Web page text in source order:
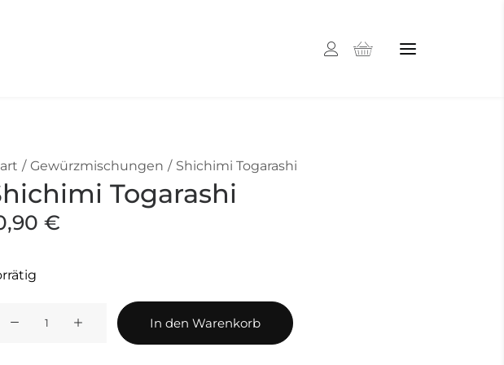
Gewürzmischungen Shichimi Togarashi
Togarashi
€
In den Warenkorb